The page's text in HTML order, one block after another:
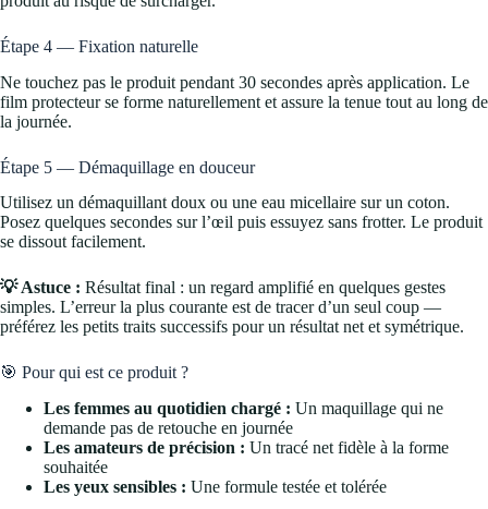
Étape 4 — Fixation naturelle
Ne touchez pas le produit pendant 30 secondes après application. Le
film protecteur se forme naturellement et assure la tenue tout au long de
la journée.
Étape 5 — Démaquillage en douceur
Utilisez un démaquillant doux ou une eau micellaire sur un coton.
Posez quelques secondes sur l’œil puis essuyez sans frotter. Le produit
se dissout facilement.
💡 Astuce : Résultat final : un regard amplifié en quelques gestes
simples. L’erreur la plus courante est de tracer d’un seul coup —
préférez les petits traits successifs pour un résultat net et symétrique.
🎯 Pour qui est ce produit ?
Les femmes au quotidien chargé : Un maquillage qui ne
demande pas de retouche en journée
Les amateurs de précision : Un tracé net fidèle à la forme
souhaitée
Les yeux sensibles : Une formule testée et tolérée